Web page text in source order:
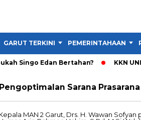
GARUT TERKINI PEMERINTAHAAN
Singo Edan Bertahan? KKN
Pengoptimalan Sarana